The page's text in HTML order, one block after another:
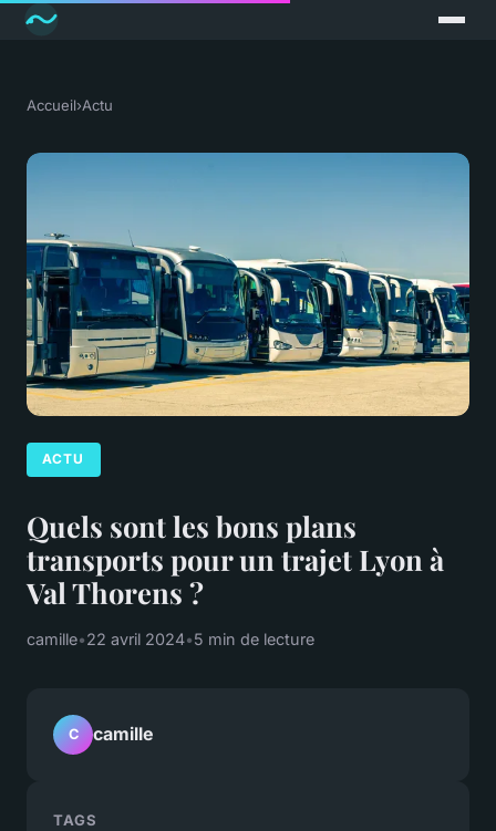
Accueil›Actu
ACTU
Quels sont les bons plans
transports pour un trajet Lyon à
Val Thorens ?
camille•22 avril 2024•5 min de lecture
C camille
TAGS